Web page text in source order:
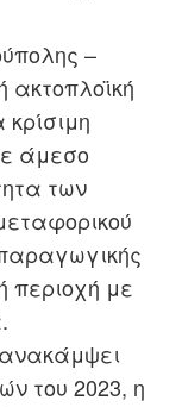
–
ακτοπλοϊκή
άμεσο
των
περιοχή με
του 2023, η